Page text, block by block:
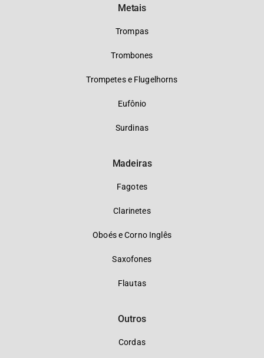
Metais
Trompas
Trombones
Trompetes e Flugelhorns
Eufônio
Surdinas
Madeiras
Fagotes
Clarinetes
Oboés e Corno Inglês
Saxofones
Flautas
Outros
Cordas